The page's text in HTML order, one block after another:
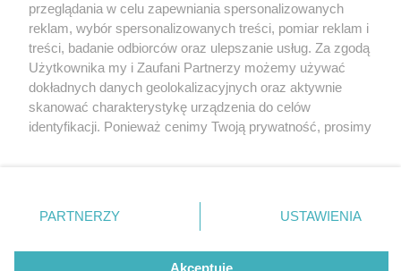
Czym różnią się materace do
spania?
Nie zapomnij
zapoznać się z:
polityką prywatności regulamin korzystania z portali
Twojemiasto
Piekary Śląskie
Chorzów
Tarnowskie Góry
Gliwice
Skontakuj sięz nami
Kontakt
Wydawca
Redakcja
przeglądania w celu zapewniania spersonalizowanych
reklam, wybór spersonalizowanych treści, pomiar reklam i
treści, badanie odbiorców oraz ulepszanie usług. Za zgodą
Użytkownika my i Zaufani Partnerzy możemy używać
dokładnych danych geolokalizacyjnych oraz aktywnie
skanować charakterystykę urządzenia do celów
identyfikacji. Ponieważ cenimy Twoją prywatność, prosimy
prywatności znajdujący się w lewym dolnym rogu strony
. Niektóre rodzaje przetwarzania danych nie wymagają
zgody użytkownika, ale masz prawo sprzeciwić się
takiemu przetwarzaniu. Preferencje będą miały
PARTNERZY USTAWIENIA
Akceptuję